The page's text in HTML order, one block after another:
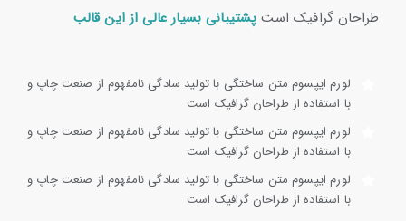
طراحان گرافیک است پشتیبانی بسیار عالی از این قالب
لورم ایپسوم متن ساختگی با تولید سادگی نامفهوم از صنعت چاپ و
با استفاده از طراحان گرافیک است
لورم ایپسوم متن ساختگی با تولید سادگی نامفهوم از صنعت چاپ و
با استفاده از طراحان گرافیک است
لورم ایپسوم متن ساختگی با تولید سادگی نامفهوم از صنعت چاپ و
با استفاده از طراحان گرافیک است